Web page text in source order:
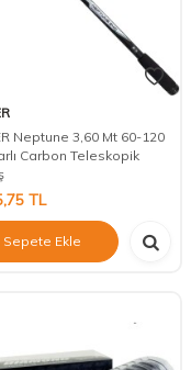
Neptune 3,60 Mt 60-120
Carbon Teleskopik
TL
Sepete Ekle